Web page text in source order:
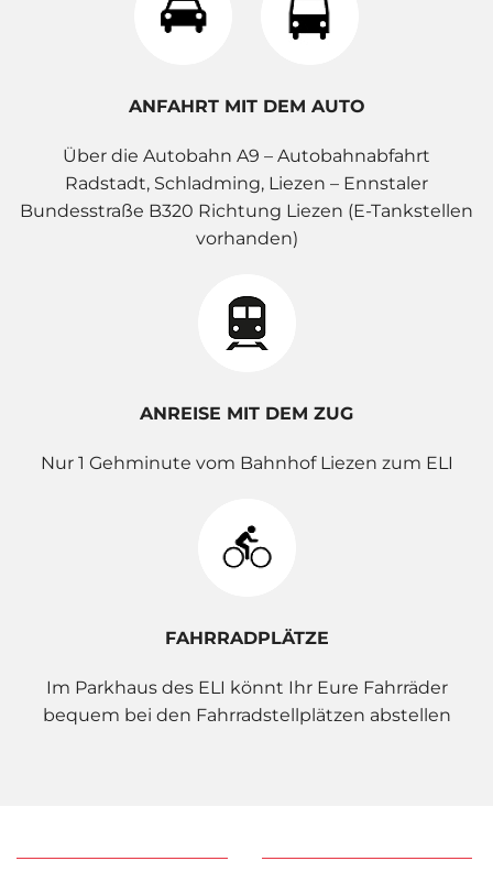
ANFAHRT MIT DEM AUTO
Über die Autobahn A9 – Autobahnabfahrt
Radstadt, Schladming, Liezen – Ennstaler
Bundesstraße B320 Richtung Liezen (E-Tankstellen
vorhanden)
ANREISE MIT DEM ZUG
Nur 1 Gehminute vom Bahnhof Liezen zum ELI
FAHRRADPLÄTZE
Im Parkhaus des ELI könnt Ihr Eure Fahrräder
bequem bei den Fahrradstellplätzen abstellen